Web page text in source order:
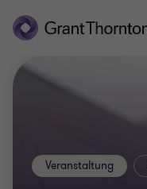
Veranstaltung